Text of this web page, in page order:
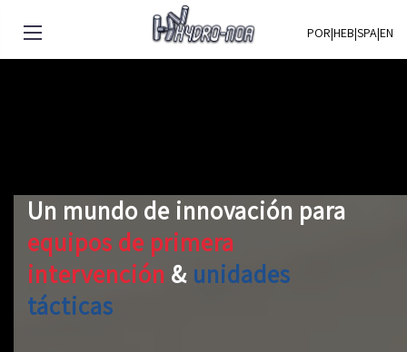
POR|HEB|SPA|EN
Un mundo de innovación para
equipos de primera
intervención & unidades
tácticas